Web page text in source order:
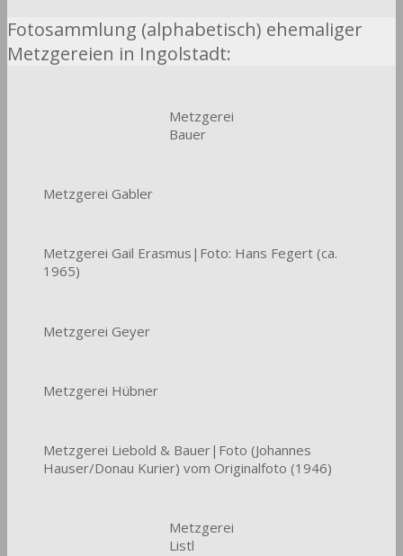
Fotosammlung (alphabetisch) ehemaliger
Metzgereien in Ingolstadt:
Metzgerei
Bauer
Metzgerei Gabler
Metzgerei Gail Erasmus|Foto: Hans Fegert (ca.
1965)
Metzgerei Geyer
Metzgerei Hübner
Metzgerei Liebold & Bauer|Foto (Johannes
Hauser/Donau Kurier) vom Originalfoto (1946)
Metzgerei
Listl